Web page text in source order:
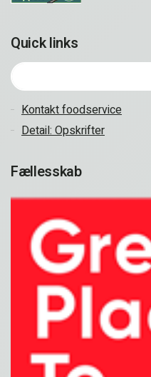
Quick links
Kontakt foodservice
Detail: Opskrifter
Fællesskab